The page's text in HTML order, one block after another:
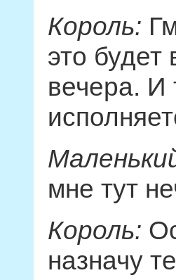
Король:
это будет
вечера. И
мне тут
Король:
назначу